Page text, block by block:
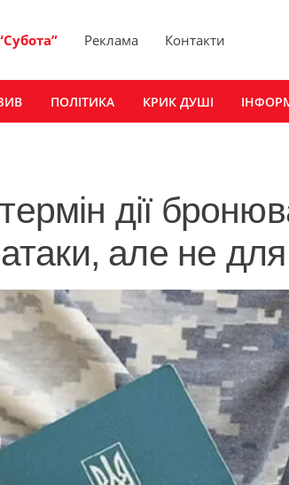
Реклама Контакти
ПОЛІТИКА КРИК ДУШІ
дії
але не для